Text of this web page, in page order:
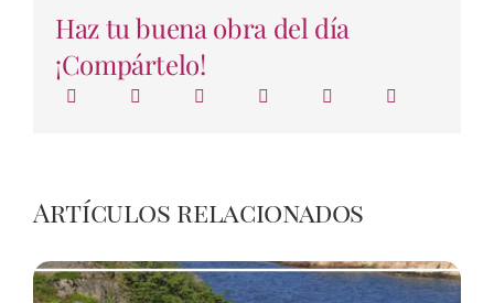
Haz tu buena obra del día
¡Compártelo!
Artículos relacionados